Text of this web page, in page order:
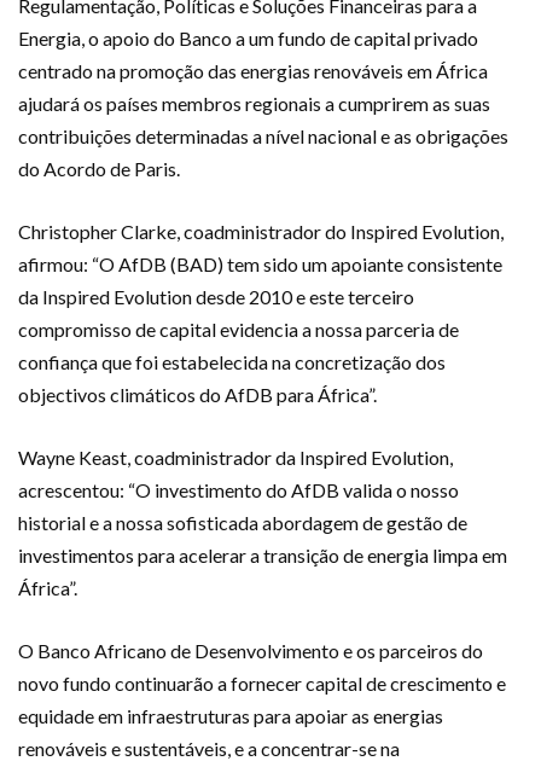
Regulamentação, Políticas e Soluções Financeiras para a
Energia, o apoio do Banco a um fundo de capital privado
centrado na promoção das energias renováveis em África
ajudará os países membros regionais a cumprirem as suas
contribuições determinadas a nível nacional e as obrigações
do Acordo de Paris.
Christopher Clarke, coadministrador do Inspired Evolution,
afirmou: “O AfDB (BAD) tem sido um apoiante consistente
da Inspired Evolution desde 2010 e este terceiro
compromisso de capital evidencia a nossa parceria de
confiança que foi estabelecida na concretização dos
objectivos climáticos do AfDB para África”.
Wayne Keast, coadministrador da Inspired Evolution,
acrescentou: “O investimento do AfDB valida o nosso
historial e a nossa sofisticada abordagem de gestão de
investimentos para acelerar a transição de energia limpa em
África”.
O Banco Africano de Desenvolvimento e os parceiros do
novo fundo continuarão a fornecer capital de crescimento e
equidade em infraestruturas para apoiar as energias
renováveis e sustentáveis, e a concentrar-se na